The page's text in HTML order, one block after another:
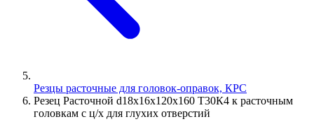
Резцы расточные для головок-оправок, КРС
Резец Расточной d18х16х120х160 Т30К4 к расточным
головкам с ц/х для глухих отверстий